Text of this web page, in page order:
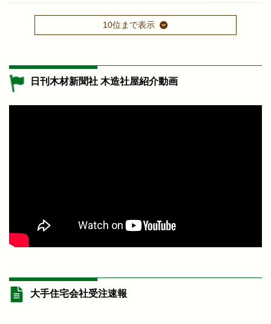
10位まで表示
日刊木材新聞社 木造社屋紹介動画
大手住宅会社受注速報